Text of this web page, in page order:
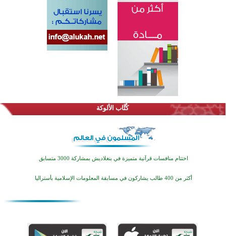
كُتَّاب الألوكة
اختتام منافسات قرآنية متميزة في بنغلاديش بمشاركة 3000 متسابق
أكثر من 400 طالب يشاركون في مسابقة المعلومات الإسلامية بأستراليا